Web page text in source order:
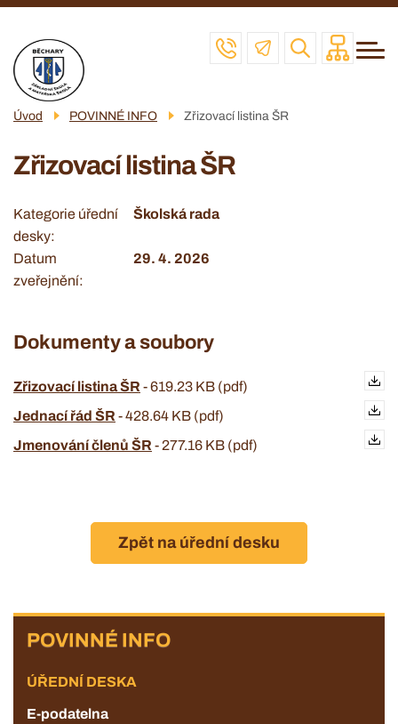
Přejít
hlavnímu
obsahu
Menu
navigace
MŠ
ŠD
VČELAŘSKÝ KROUŽEK
POVINNÉ INFO
KONTAKT
POVINNÉ
INFO
POVINNÉ INFO
ÚŘEDNÍ DESKA
E-podatelna
Úvod POVINNÉ INFO Zřizovací listina ŠR
Zřizovací listina ŠR
Kategorie úřední
desky
Školská rada
Datum
zveřejnění
29. 4. 2026
Dokumenty a soubory
Zřizovací listina ŠR -619.23 KB (pdf)
Jednací řád ŠR -428.64 KB (pdf)
Jmenování členů ŠR - 277.16 KB (pdf)
Zpět na úřední desku